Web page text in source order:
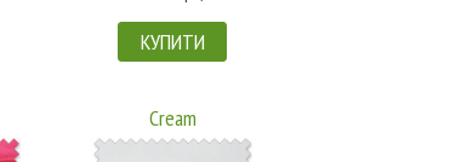
КУПИТИ
Cream